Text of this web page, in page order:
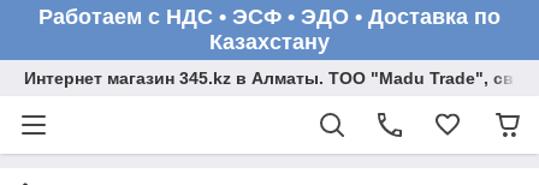
Работаем с НДС • ЭСФ • ЭДО • Доставка по
Казахстану
Интернет магазин 345.kz в Алматы. ТОО "Madu Trade",